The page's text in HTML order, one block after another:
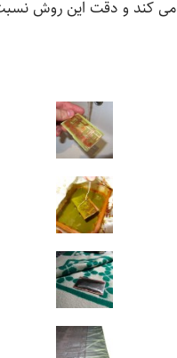
می کند و دقت این روش